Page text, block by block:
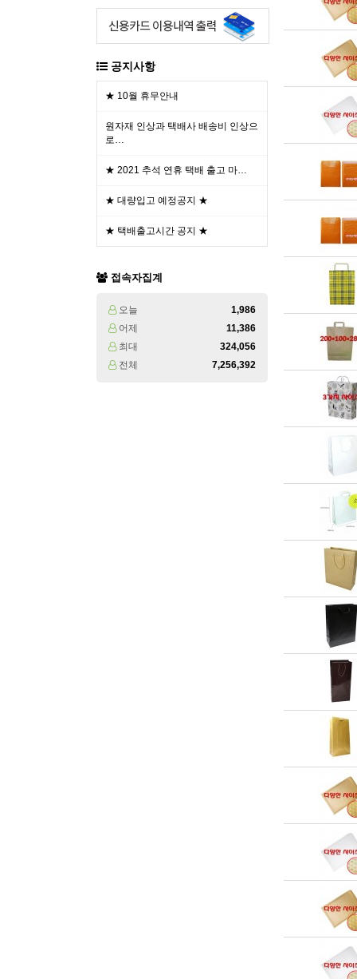
공지사항
★ 10월 휴무안내
원자재 인상과 택배사 배송비 인상으
로…
★ 2021 추석 연휴 택배 출고 마…
★ 대량입고 예정공지 ★
★ 택배출고시간 공지 ★
접속자집계
오늘
1,986
어제
11,386
최대
324,056
전체
7,256,392